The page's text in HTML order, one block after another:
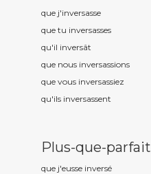
que j'inversasse
que tu inversasses
qu'il inversât
que nous inversassions
que vous inversassiez
qu'ils inversassent
Plus-que-parfait
que j'eusse inversé